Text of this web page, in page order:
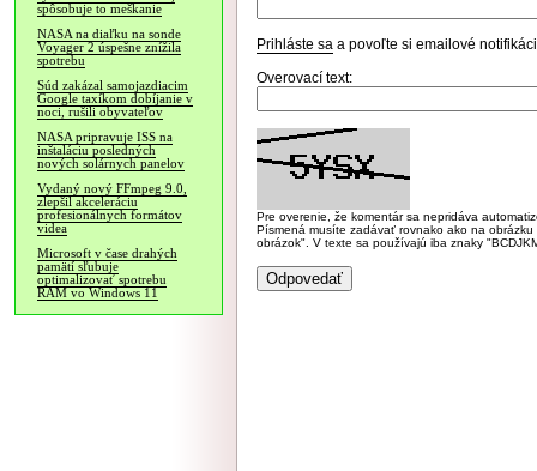
spôsobuje to meškanie
NASA na diaľku na sonde
Voyager 2 úspešne znížila
spotrebu
Súd zakázal samojazdiacim
Google taxíkom dobíjanie v
noci, rušili obyvateľov
NASA pripravuje ISS na
inštaláciu posledných
nových solárnych panelov
Vydaný nový FFmpeg 9.0,
zlepšil akceleráciu
profesionálnych formátov
videa
Microsoft v čase drahých
pamätí sľubuje
optimalizovať spotrebu
RAM vo Windows 11
Prihláste sa a povoľte si emailové
Overovací text:
Pre overenie, že komentár sa nepridáva
Písmená musíte zadávať rovnako ako na
obrázok". V texte sa používajú iba znaky